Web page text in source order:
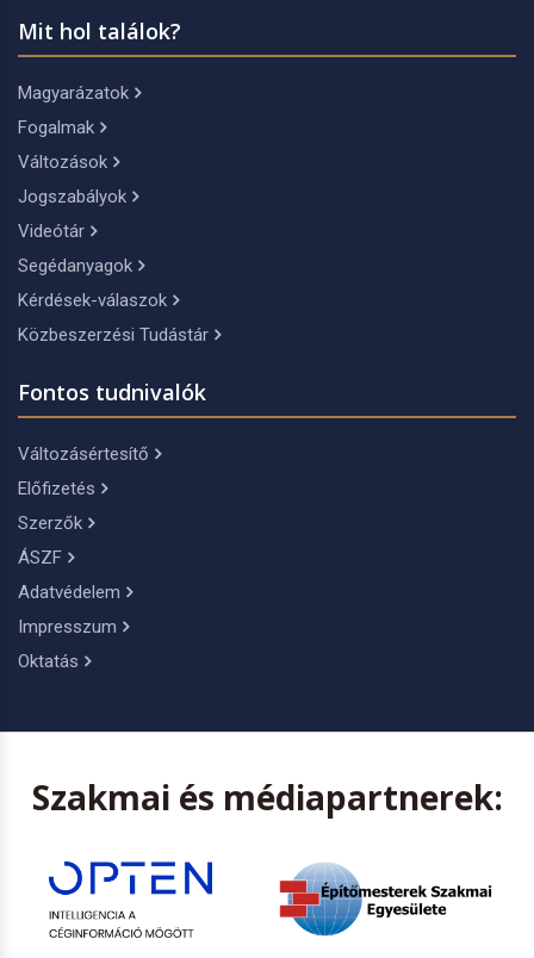
Mit hol találok?
Magyarázatok
Fogalmak
Változások
Jogszabályok
Videótár
Segédanyagok
Kérdések-válaszok
Közbeszerzési Tudástár
Fontos tudnivalók
Változásértesítő
Előfizetés
Szerzők
ÁSZF
Adatvédelem
Impresszum
Oktatás
Szakmai és médiapartnerek: